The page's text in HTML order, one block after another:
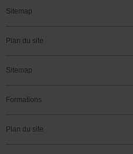
Sitemap
Plan du site
Sitemap
Formations
Plan du site